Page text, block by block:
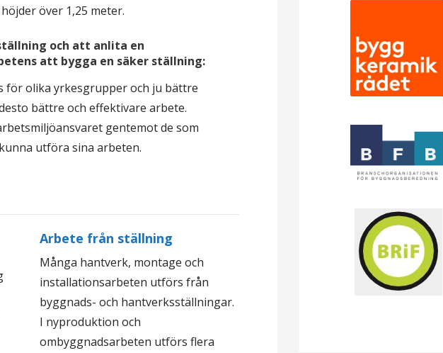
der över 1,25 meter.
och att anlita en
att bygga en säker ställning:
för olika yrkesgrupper och ju bättre
bättre och effektivare arbete.
gentemot de som
utföra sina arbeten.
Arbete från ställning
Många hantverk, montage och
installationsarbeten utförs från
byggnads- och hantverksställningar.
I nyproduktion och
ombyggnadsarbeten utförs flera